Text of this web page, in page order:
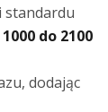
standardu
1000 do 2100
dodając